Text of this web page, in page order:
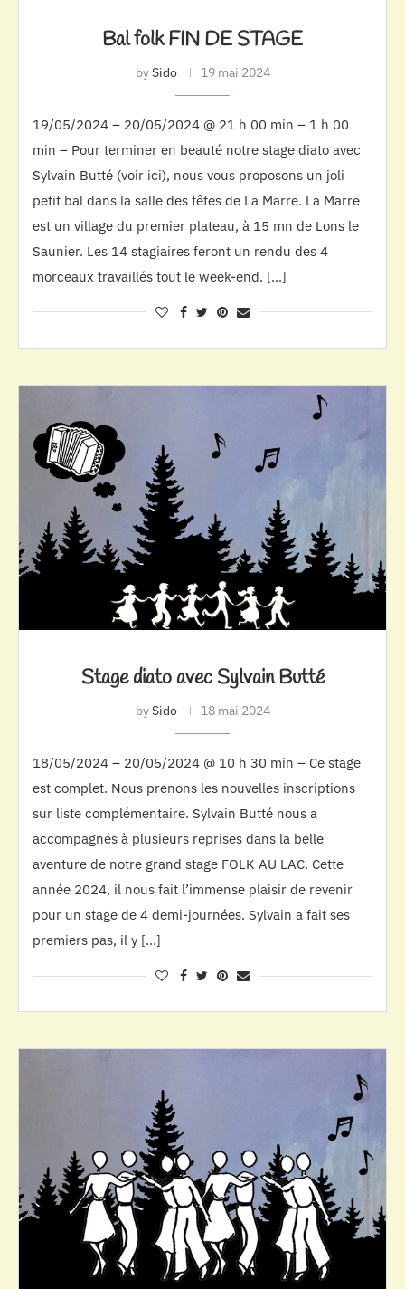
Bal folk FIN DE STAGE
bySido 19 mai 2024
19/05/2024 – 20/05/2024 @ 21 h 00 min – 1 h 00
min – Pour terminer en beauté notre stage diato avec
Sylvain Butté (voir ici), nous vous proposons un joli
petit bal dans la salle des fêtes de La Marre. La Marre
est un village du premier plateau, à 15 mn de Lons le
Saunier. Les 14 stagiaires feront un rendu des 4
morceaux travaillés tout le week-end. […]
Stage diato avec Sylvain Butté
bySido 18 mai 2024
18/05/2024 – 20/05/2024 @ 10 h 30 min – Ce stage
est complet. Nous prenons les nouvelles inscriptions
sur liste complémentaire. Sylvain Butté nous a
accompagnés à plusieurs reprises dans la belle
aventure de notre grand stage FOLK AU LAC. Cette
année 2024, il nous fait l’immense plaisir de revenir
pour un stage de 4 demi-journées. Sylvain a fait ses
premiers pas, il y […]